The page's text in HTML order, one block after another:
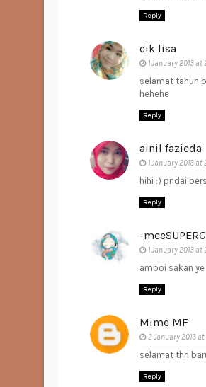
Reply
cik lisa
1 January 2013 at
selamat tahun
hehehe
Reply
ainil fazieda
1 January 2013 at
hihi :) pndai
Reply
-
1 January 2013 at
amboi sakan
Reply
Mime MF
2 January 2013 at
selamat thn
Reply